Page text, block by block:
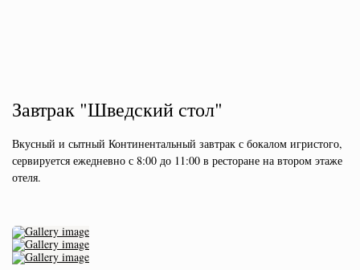
Завтрак "Шведский стол"
Вкусный и сытный Континентальный завтрак с бокалом игристого,
сервируется ежедневно с 8:00 до 11:00 в ресторане на втором этаже
отеля.